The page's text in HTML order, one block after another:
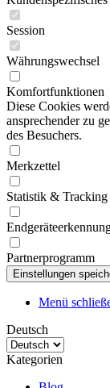
Session
Währungswechsel
Komfortfunktionen
Diese Cookies
ansprechender zu
des Besuchers.
Merkzettel
Statistik & Tracking
Partnerprogramm
Menü
Deutsch
Kategorien